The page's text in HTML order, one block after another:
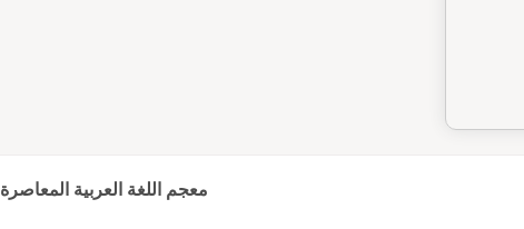
معجم اللغة العربية المعاصرة